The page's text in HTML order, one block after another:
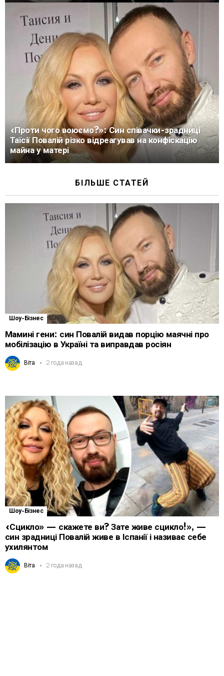
«Проти чого воюємо?»: Син співачки-зрадниці
Таїсії Повалій різко відреагував на конфіскацію
майна у матері
БІЛЬШЕ СТАТЕЙ
Шоу-Бізнес
Мамині гени: син Повалій видав порцію маячні про
мобілізацію в Україні та виправдав росіян
Віта 2 года назад
Шоу-Бізнес
«Сцикло» — скажете ви? Зате живе сцикло!», —
син зрадниці Повалій живе в Іспанії і називає себе
ухилянтом
Віта 2 года назад